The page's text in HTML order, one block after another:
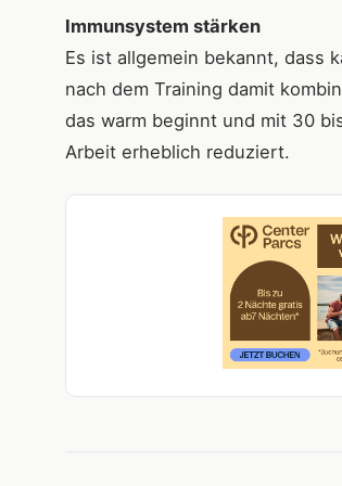
Immunsystem stärken
Es ist allgemein bekannt, dass
nach dem Training damit
das warm beginnt und mit 30
Arbeit erheblich reduziert.